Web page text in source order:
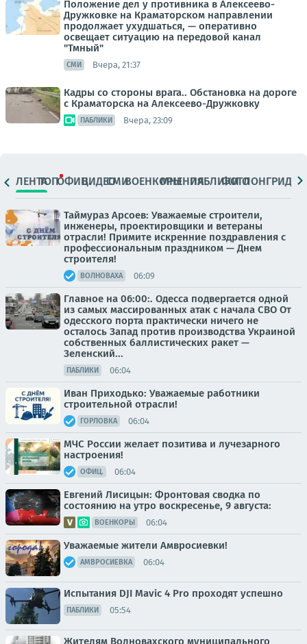
Положение дел у противника в Алексеево-
Дружковке на Краматорском направлении
продолжает ухудшаться, — оперативно
освещает ситуацию на передовой канал
"Тмный"
СМИ Вчера, 21:37
Кадры со стороны врага.. Обстановка на дороге
с Краматорска на Алексеево-Дружковку
ПАБЛИКИ Вчера, 23:09
ЛЕНТАТОПОФИЦ.ВИДЕОСМИВОЕНКОРЫМНЕНИЯПАБЛИКИ
ФОТОЛОНГРИДЫ
Таймураз Арсоев: Уважаемые строители,
инженеры, проектировщики и ветераны
отрасли! Примите искренние поздравления с
профессиональным праздником — Днем
строителя!
ВОЛНОВАХА 06:09
Главное на 06:00:. Одесса подвергается одной
из самых массированных атак с начала СВО От
одесского порта практически ничего не
осталось Запад против производства Украиной
собственных баллистических ракет —
Зеленский...
ПАБЛИКИ 06:04
Иван Приходько: Уважаемые работники
строительной отрасли!
ГОРЛОВКА 06:04
МЧС России желает позитива и лучезарного
настроения!
ОФИЦ. 06:04
Евгений Лисицын: Фронтовая сводка по
состоянию на утро воскресенье, 9 августа:
ВОЕНКОРЫ 06:04
Уважаемые жители Амвросиевки!
АМВРОСИЕВКА 06:04
Испытания DJI Mavic 4 Pro проходят успешно
ПАБЛИКИ 05:54
Жителям Волновахского муниципального